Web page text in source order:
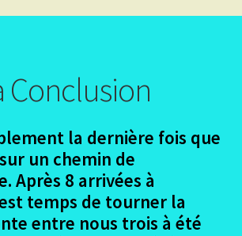
de Compostelle
menu
Ouvrir
menu
Conques
Ouvrir
Conclusion
la dernière fois que
un chemin de
Après 8 arrivées à
temps de tourner la
entre nous trois à été